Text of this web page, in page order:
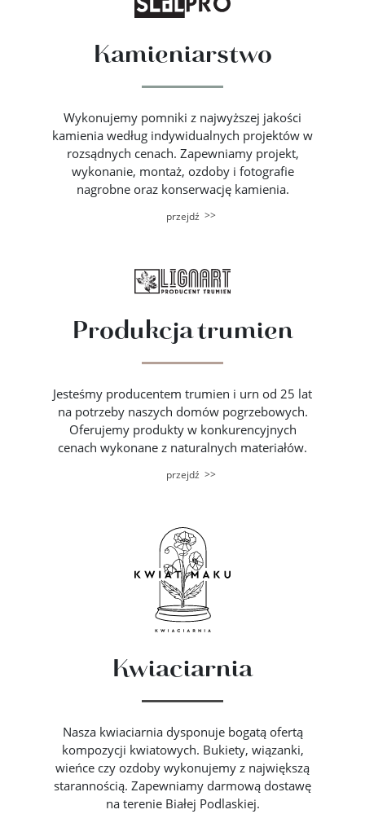
Kamieniarstwo
Wykonujemy pomniki z najwyższej jakości
kamienia według indywidualnych projektów w
rozsądnych cenach. Zapewniamy projekt,
wykonanie, montaż, ozdoby i fotografie
nagrobne oraz konserwację kamienia.
przejdź >>
Produkcja trumien
Jesteśmy producentem trumien i urn od 25 lat
na potrzeby naszych domów pogrzebowych.
Oferujemy produkty w konkurencyjnych
cenach wykonane z naturalnych materiałów.
przejdź >>
Kwiaciarnia
Nasza kwiaciarnia dysponuje bogatą ofertą
kompozycji kwiatowych. Bukiety, wiązanki,
wieńce czy ozdoby wykonujemy z największą
starannością. Zapewniamy darmową dostawę
na terenie Białej Podlaskiej.